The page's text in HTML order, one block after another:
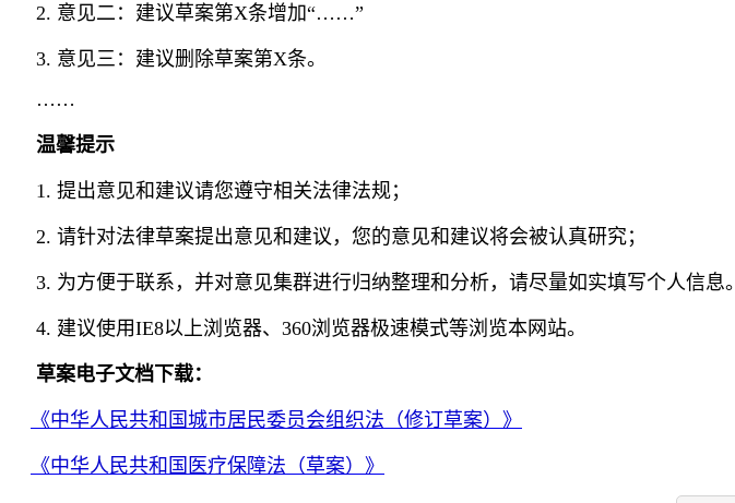
2. 意见二：建议草案第X条增加“……”
3. 意见三：建议删除草案第X条。
……
温馨提示
1. 提出意见和建议请您遵守相关法律法规；
2. 请针对法律草案提出意见和建议，您的意见和建议将会被认真研究；
3. 为方便于联系，并对意见集群进行归纳整理和分析，请尽量如实填写个人信息。
4. 建议使用IE8以上浏览器、360浏览器极速模式等浏览本网站。
草案电子文档下载：
《中华人民共和国城市居民委员会组织法（修订草案）》
《中华人民共和国医疗保障法（草案）》